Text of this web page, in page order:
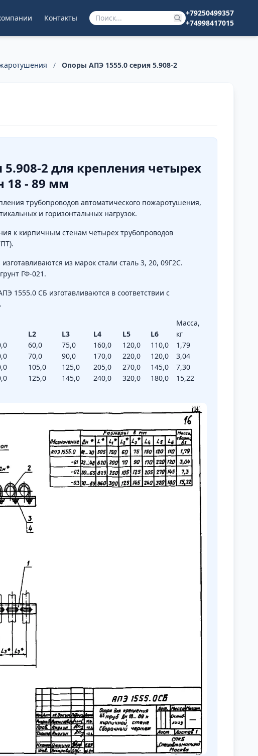
Контакты
+79250499357
+74998417015
/ Опоры АПЭ 1555.0 серия 5.908-2
2 для крепления четырех
18 - 89 мм
трубопроводов автоматического пожаротушения,
и горизонтальных нагрузок.
к кирпичным стенам четырех трубопроводов
из марок стали сталь 3, 20, 09Г2С.
ГФ-021.
1555.0 СБ изготавливаются в соответствии с
Масса,
кг
L2 L3 L4 L5
L6
60,0 75,0 160,0 120,0 110,0
1,79
70,0 90,0 170,0 220,0 120,0
3,04
105,0 125,0 205,0 270,0 145,0
7,30
125,0 145,0 240,0 320,0 180,0 15,22